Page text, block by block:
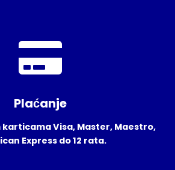
Plaćanje
Visa, Master, Maestro,
Express do 12 rata.